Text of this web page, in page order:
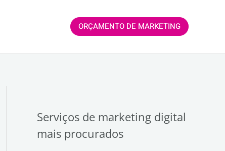
ORÇAMENTO DE MARKETING
Serviços de marketing digital
mais procurados